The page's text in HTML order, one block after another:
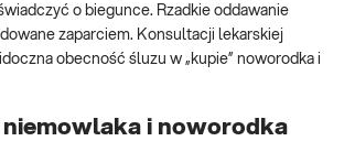
o biegunce. Rzadkie oddawanie
zaparciem. Konsultacji lekarskiej
obecność śluzu w „kupie” noworodka i
i noworodka